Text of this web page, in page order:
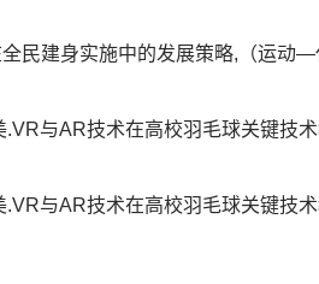
民建身实施中的发展策略,（运动
.VR与AR技术在高校羽毛球关键技
.VR与AR技术在高校羽毛球关键技